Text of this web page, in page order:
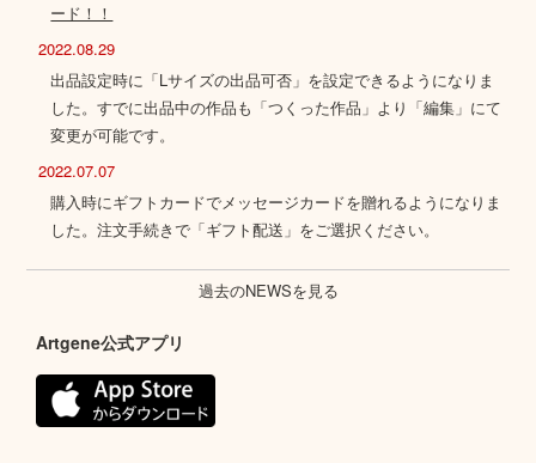
ード！！
2022.08.29
出品設定時に「Lサイズの出品可否」を設定できるようになりま
した。すでに出品中の作品も「つくった作品」より「編集」にて
変更が可能です。
2022.07.07
購入時にギフトカードでメッセージカードを贈れるようになりま
した。注文手続きで「ギフト配送」をご選択ください。
過去のNEWSを見る
Artgene公式アプリ